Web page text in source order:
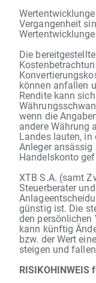
Vergangenheit
Die
können anfallen
Rendite kann
wenn die
andere Währung
Landes lauten, in
Anleger
Handelskonto
XTB S.A. (samt
Steuerberater
günstig ist. Die
den persönlichen
kann künftig
bzw. der Wert
steigen und
RISIKOHINWEIS